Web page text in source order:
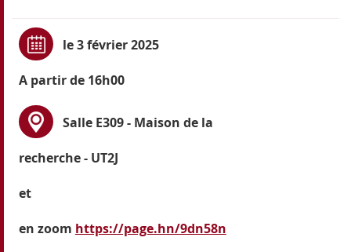
le 3 février 2025
A partir de 16h00
Salle E309 - Maison de la
recherche - UT2J
et
en zoom https://page.hn/9dn58n